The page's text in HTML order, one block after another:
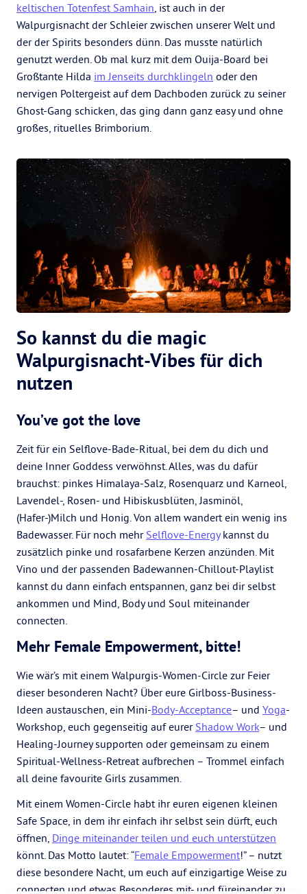
keltischen Totenfest Samhain, ist auch in der
Walpurgisnacht der Schleier zwischen unserer Welt und
der der Spirits besonders dünn. Das musste natürlich
genutzt werden. Ob mal kurz mit dem Ouija-Board bei
Großtante Hilda im Jenseits durchklingeln oder den
nervigen Poltergeist auf dem Dachboden zurück zu seiner
Ghost-Gang schicken, das ging dann ganz easy und ohne
großes, rituelles Brimborium.
So kannst du die magic
Walpurgisnacht-Vibes für dich
nutzen
You’ve got the love
Zeit für ein Selflove-Bade-Ritual, bei dem du dich und
deine Inner Goddess verwöhnst. Alles, was du dafür
brauchst: pinkes Himalaya-Salz, Rosenquarz und Karneol,
Lavendel-, Rosen- und Hibiskusblüten, Jasminöl,
(Hafer-)Milch und Honig. Von allem wandert ein wenig ins
Badewasser. Für noch mehr Selflove-Energykannst du
zusätzlich pinke und rosafarbene Kerzen anzünden. Mit
Vino und der passenden Badewannen-Chillout-Playlist
kannst du dann einfach entspannen, ganz bei dir selbst
ankommen und Mind, Body und Soul miteinander
connecten.
Mehr Female Empowerment, bitte!
Wie wär’s mit einem Walpurgis-Women-Circle zur Feier
dieser besonderen Nacht? Über eure Girlboss-Business-
Ideen austauschen, ein Mini-Body-Acceptance– und Yoga-
Workshop, euch gegenseitig auf eurer Shadow Work– und
Healing-Journey supporten oder gemeinsam zu einem
Spiritual-Wellness-Retreat aufbrechen – Trommel einfach
all deine favourite Girls zusammen.
Mit einem Women-Circle habt ihr euren eigenen kleinen
Safe Space, in dem ihr einfach ihr selbst sein dürft, euch
öffnen, Dinge miteinander teilen und euch unterstützen
könnt. Das Motto lautet: “Female Empowerment!” – nutzt
diese besondere Nacht, um euch auf einzigartige Weise zu
connecten und etwas Besonderes mit- und füreinander zu